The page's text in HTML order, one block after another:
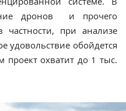
дронов и прочего
частности, при анализе
удовольствие обойдется
проект охватит до 1 тыс.